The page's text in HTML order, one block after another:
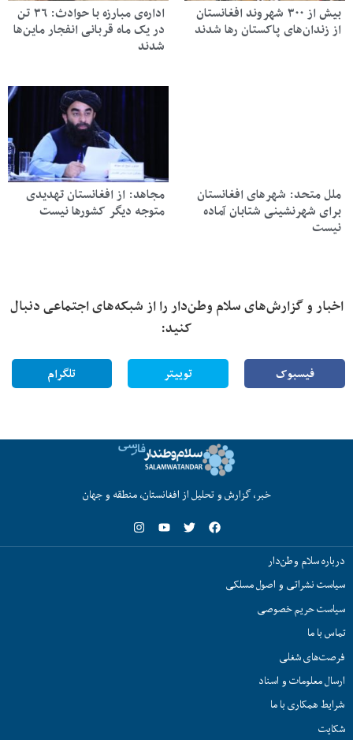
بیش از ۳۰۰ شهروند افغانستان
از زندان‌های پاکستان رها شدند
اداره‌ی مبارزه با حوادث: ۳۶ تن
در یک ماه قربانی انفجار ماین‌ها
شدند
ملل متحد: شهرهای افغانستان
برای شهرنشینی شتابان آماده
نیست
مجاهد: از افغانستان تهدیدی
متوجه دیگر کشورها نیست
اخبار و گزارش‌های سلام وطن‌دار را از شبکه‌های اجتماعی دنبال
کنید:
فیسبوک توییتر تلگرام
خبر، گزارش و تحلیل از افغانستان، منطقه و جهان
درباره سلام وطن‌دار
سیاست نشراتی و اصول مسلکی
سیاست حریم خصوصی
تماس با ما
فرصت‌های شغلی
ارسال معلومات و اسناد
شرایط همکاری با ما
شکایت